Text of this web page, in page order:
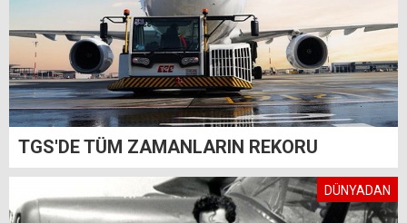
TGS'DE TÜM ZAMANLARIN REKORU
DÜNYADAN